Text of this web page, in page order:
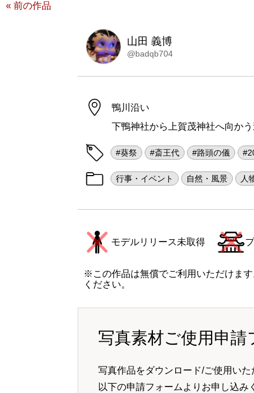
« 前の作品
山田 義博
@badqb704
鴨川沿い
下鴨神社から上賀茂神社へ向かう
#葵祭 #斎王代 #路頭の儀
行事・イベント 自然・風景 人
モデルリリース未取得
※この作品は無償でご利用いただけま
ください。
写真素材ご使用申請
写真作品をダウンロード/ご使用いた
以下の申請フォームよりお申し込